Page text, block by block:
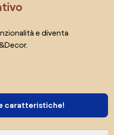
e diventa
caratteristiche!